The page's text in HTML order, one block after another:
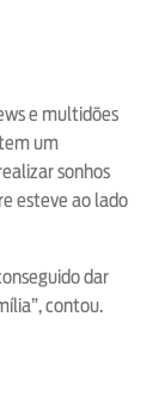
e multidões
um
sonhos
esteve ao lado
dar
contou.